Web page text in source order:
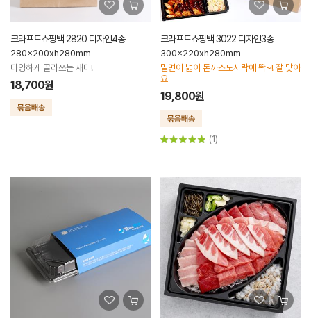
크라프트쇼핑백 2820 디자인4종
280x200xh280mm
다양하게 골라쓰는 재미!
18,700원
크라프트쇼핑백 3022 디자인3종
300x220xh280mm
밑면이 넓어 돈까스도시락에 똭~! 잘 맞아
요
19,800원
(1)